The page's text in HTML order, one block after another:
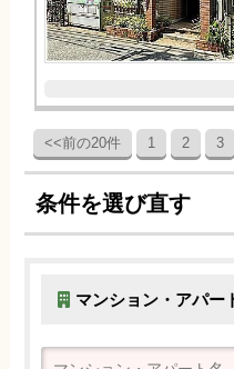
<<前の20件 1 2 3
条件を選び直す
マンション・アパー